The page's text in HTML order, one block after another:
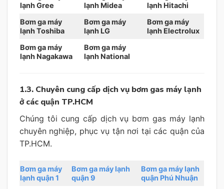
lạnh Gree
lạnh Midea
lạnh Hitachi
Bơm ga máy
lạnh Toshiba
Bơm ga máy
lạnh LG
Bơm ga máy
lạnh Electrolux
Bơm ga máy
lạnh Nagakawa
Bơm ga máy
lạnh National
1.3. Chuyên cung cấp dịch vụ bơm gas máy lạnh
ở các quận TP.HCM
Chúng tôi cung cấp dịch vụ bơm gas máy lạnh
chuyên nghiệp, phục vụ tận nơi tại các quận của
TP.HCM.
Bơm ga máy
lạnh quận 1
Bơm ga máy lạnh
quận 9
Bơm ga máy lạnh
quận Phú Nhuận